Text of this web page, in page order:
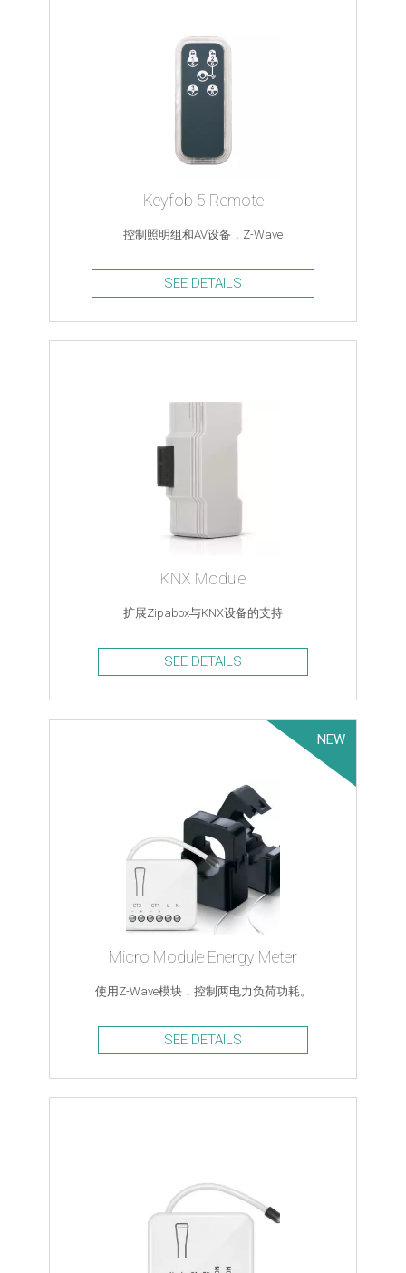
Keyfob 5 Remote
控制照明组和AV设备，Z-Wave
SEE DETAILS
KNX Module
扩展Zipabox与KNX设备的支持
SEE DETAILS
Micro Module Energy Meter
NEW
使用Z-Wave模块，控制两电力负荷功耗。
SEE DETAILS